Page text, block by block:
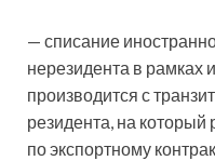
— списание
нерезидента в рамках
производится с
резидента, на
по экспортному